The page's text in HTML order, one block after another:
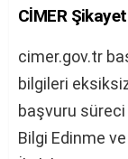
CİMER
cimer.gov.tr
bilgileri
başvuru
Bilgi Edinme